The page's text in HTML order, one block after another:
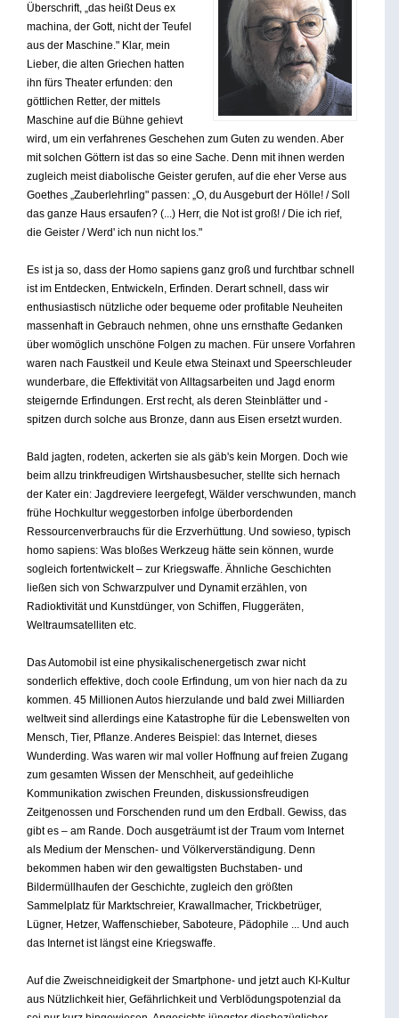
Überschrift, „das heißt Deus ex
machina, der Gott, nicht der Teufel
aus der Maschine." Klar, mein
Lieber, die alten Griechen hatten
ihn fürs Theater erfunden: den
göttlichen Retter, der mittels
Maschine auf die Bühne gehievt
wird, um ein verfahrenes Geschehen zum Guten zu wenden. Aber
mit solchen Göttern ist das so eine Sache. Denn mit ihnen werden
zugleich meist diabolische Geister gerufen, auf die eher Verse aus
Goethes „Zauberlehrling" passen: „O, du Ausgeburt der Hölle! / Soll
das ganze Haus ersaufen? (...) Herr, die Not ist groß! / Die ich rief,
die Geister / Werd' ich nun nicht los."
Es ist ja so, dass der Homo sapiens ganz groß und furchtbar schnell
ist im Entdecken, Entwickeln, Erfinden. Derart schnell, dass wir
enthusiastisch nützliche oder bequeme oder profitable Neuheiten
massenhaft in Gebrauch nehmen, ohne uns ernsthafte Gedanken
über womöglich unschöne Folgen zu machen. Für unsere Vorfahren
waren nach Faustkeil und Keule etwa Steinaxt und Speerschleuder
wunderbare, die Effektivität von Alltagsarbeiten und Jagd enorm
steigernde Erfindungen. Erst recht, als deren Steinblätter und -
spitzen durch solche aus Bronze, dann aus Eisen ersetzt wurden.
Bald jagten, rodeten, ackerten sie als gäb's kein Morgen. Doch wie
beim allzu trinkfreudigen Wirtshausbesucher, stellte sich hernach
der Kater ein: Jagdreviere leergefegt, Wälder verschwunden, manch
frühe Hochkultur weggestorben infolge überbordenden
Ressourcenverbrauchs für die Erzverhüttung. Und sowieso, typisch
homo sapiens: Was bloßes Werkzeug hätte sein können, wurde
sogleich fortentwickelt – zur Kriegswaffe. Ähnliche Geschichten
ließen sich von Schwarzpulver und Dynamit erzählen, von
Radioktivität und Kunstdünger, von Schiffen, Fluggeräten,
Weltraumsatelliten etc.
Das Automobil ist eine physikalischenergetisch zwar nicht
sonderlich effektive, doch coole Erfindung, um von hier nach da zu
kommen. 45 Millionen Autos hierzulande und bald zwei Milliarden
weltweit sind allerdings eine Katastrophe für die Lebenswelten von
Mensch, Tier, Pflanze. Anderes Beispiel: das Internet, dieses
Wunderding. Was waren wir mal voller Hoffnung auf freien Zugang
zum gesamten Wissen der Menschheit, auf gedeihliche
Kommunikation zwischen Freunden, diskussionsfreudigen
Zeitgenossen und Forschenden rund um den Erdball. Gewiss, das
gibt es – am Rande. Doch ausgeträumt ist der Traum vom Internet
als Medium der Menschen- und Völkerverständigung. Denn
bekommen haben wir den gewaltigsten Buchstaben- und
Bildermüllhaufen der Geschichte, zugleich den größten
Sammelplatz für Marktschreier, Krawallmacher, Trickbetrüger,
Lügner, Hetzer, Waffenschieber, Saboteure, Pädophile ... Und auch
das Internet ist längst eine Kriegswaffe.
Auf die Zweischneidigkeit der Smartphone- und jetzt auch KI-Kultur
aus Nützlichkeit hier, Gefährlichkeit und Verblödungspotenzial da